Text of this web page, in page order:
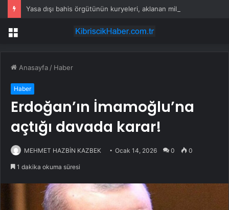
Menü
Anasayfa / Haber
Haber
Erdoğan’ın İmamoğlu’na
açtığı davada karar!
MEHMET HAZBİN KAZBEK Ocak 14, 2026 0 0
1 dakika okuma süresi